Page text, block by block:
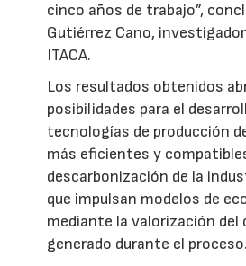
cinco años de trabajo”,
Gutiérrez Cano,
ITACA.
Los resultados obtenidos
posibilidades para el
tecnologías de producción
más eficientes y
descarbonización de la
que impulsan modelos de
mediante la valorización del
generado durante el proceso.